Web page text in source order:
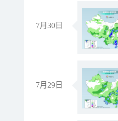
7月30日
7月29日